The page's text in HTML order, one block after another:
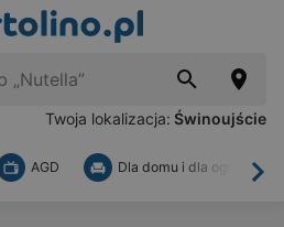
Twoja lokalizacja: Świnoujście
AGD Dla domu i dla ogrodu